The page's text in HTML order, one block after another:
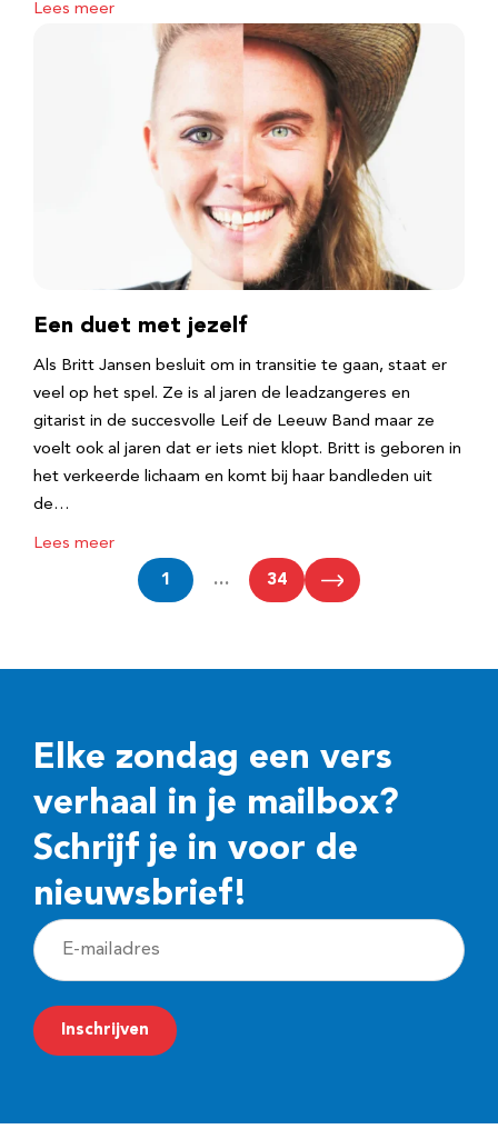
Lees meer
Een duet met jezelf
Als Britt Jansen besluit om in transitie te gaan, staat er
veel op het spel. Ze is al jaren de leadzangeres en
gitarist in de succesvolle Leif de Leeuw Band maar ze
voelt ook al jaren dat er iets niet klopt. Britt is geboren in
het verkeerde lichaam en komt bij haar bandleden uit
de…
Lees meer
1 … 34
Elke zondag een vers
verhaal in je mailbox?
Schrijf je in voor de
nieuwsbrief!
E
-
m
a
Inschrijven